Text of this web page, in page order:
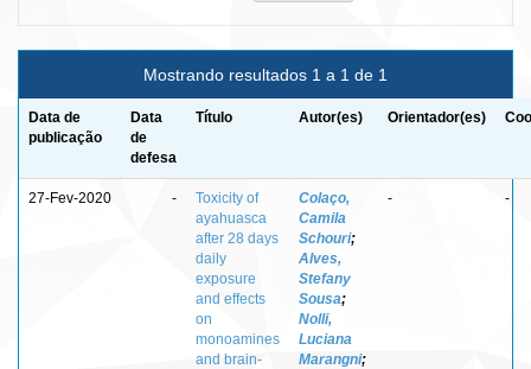
Mostrando resultados 1 a 1 de 1
Data de
publicação
Data
de
defesa
Título Autor(es) Orientador(es)
27-Fev-2020 -
Toxicity of
ayahuasca
after 28 days
daily
exposure
and effects
on
monoamines
and brain-
Colaço,
Camila
Schouri;
Alves,
Stefany
Sousa;
Nolli,
Luciana
Marangni;
- -